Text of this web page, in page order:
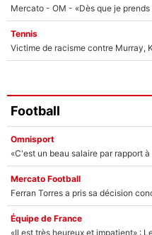
Tennis
Football
Omnisport
Mercato Football
Équipe de France